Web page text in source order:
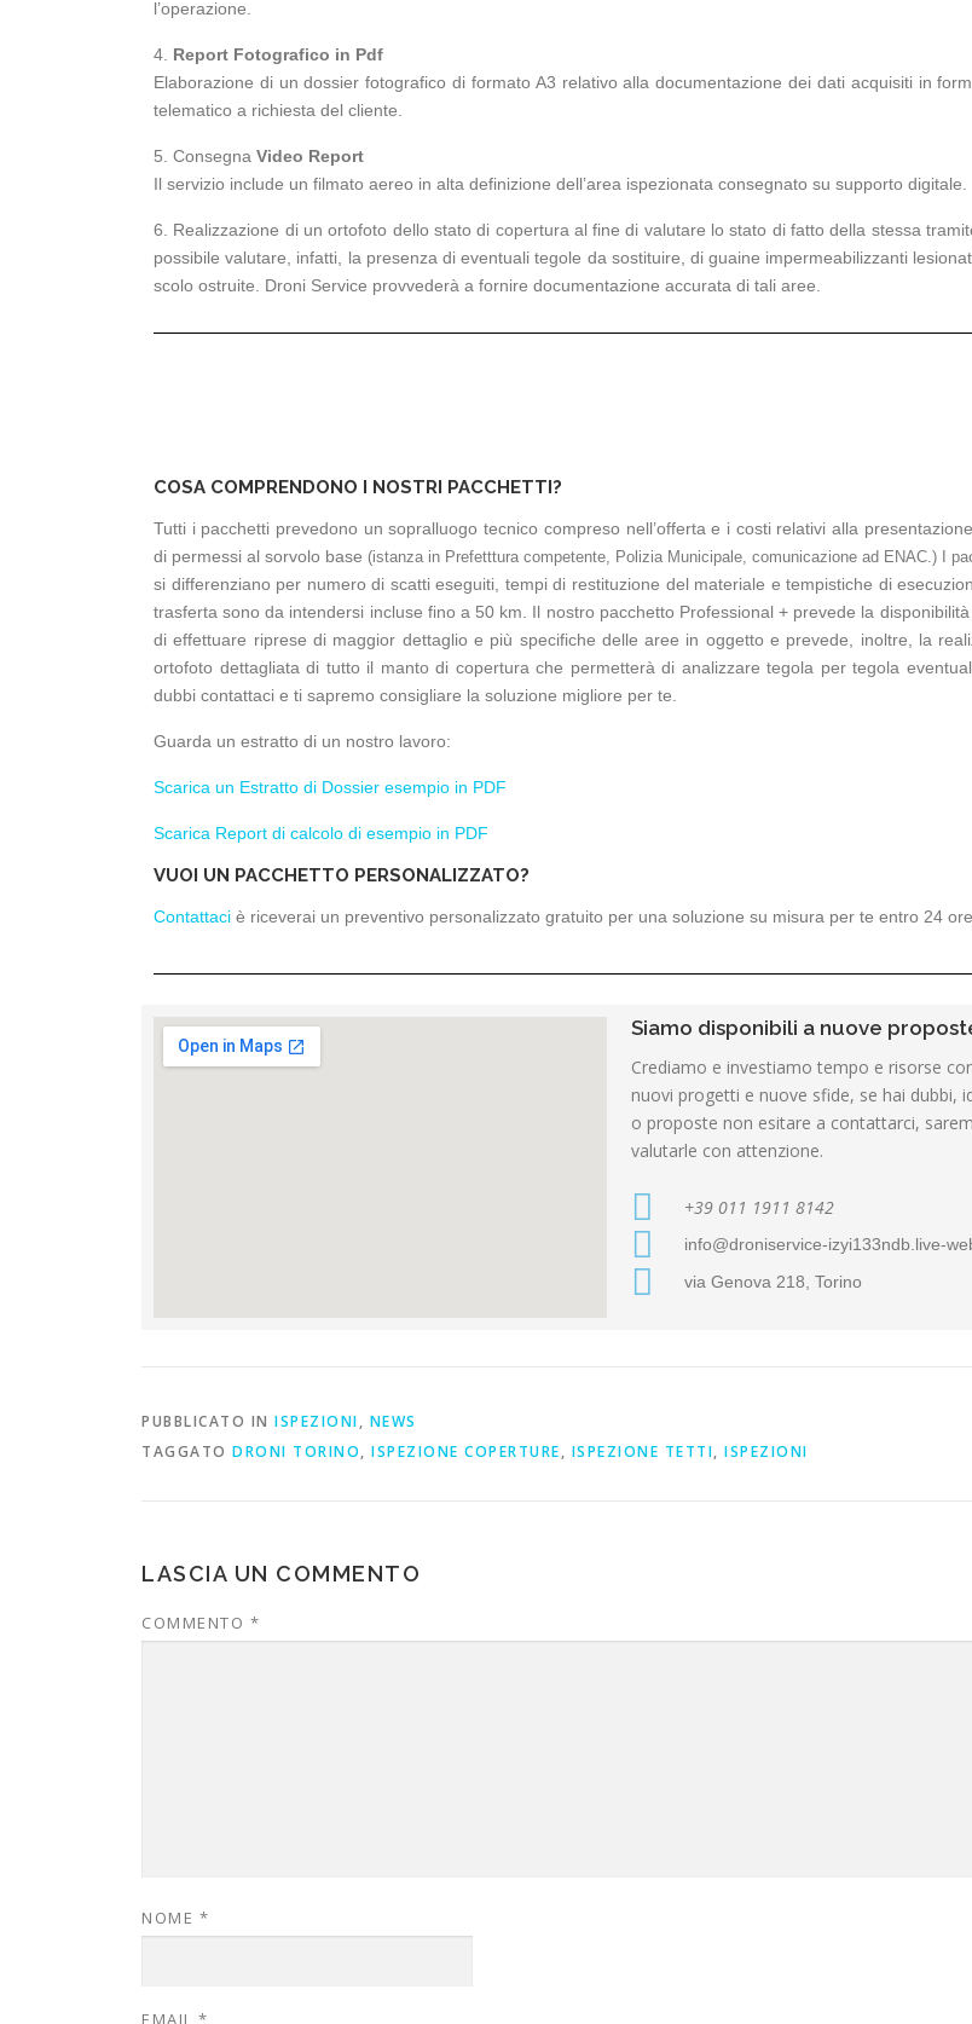
l’operazione.
4. Report Fotografico in Pdf
Elaborazione di un dossier fotografico di formato A3 relativo alla documentazione dei dati acquisiti in
telematico a richiesta del cliente.
5. Consegna Video Report
Il servizio include un filmato aereo in alta definizione dell’area ispezionata consegnato su supporto digitale.
6. Realizzazione di un ortofoto dello stato di copertura al fine di valutare lo stato di fatto della stessa
possibile valutare, infatti, la presenza di eventuali tegole da sostituire, di guaine impermeabilizzanti
scolo ostruite. Droni Service provvederà a fornire documentazione accurata di tali aree.
COSA COMPRENDONO I NOSTRI PACCHETTI?
Tutti i pacchetti prevedono un sopralluogo tecnico compreso nell’offerta e i costi relativi alla
di permessi al sorvolo base (istanza in Prefetttura competente, Polizia Municipale, comunicazione ad ENAC.) I pa
si differenziano per numero di scatti eseguiti, tempi di restituzione del materiale e tempistiche di
trasferta sono da intendersi incluse fino a 50 km. Il nostro pacchetto Professional + prevede la
di effettuare riprese di maggior dettaglio e più specifiche delle aree in oggetto e prevede, inoltre, la
ortofoto dettagliata di tutto il manto di copertura che permetterà di analizzare tegola per tegola
dubbi contattaci e ti sapremo consigliare la soluzione migliore per te.
Guarda un estratto di un nostro lavoro:
Scarica un Estratto di Dossier esempio in PDF
Scarica Report di calcolo di esempio in PDF
VUOI UN PACCHETTO PERSONALIZZATO?
Contattaci è riceverai un preventivo personalizzato gratuito per una soluzione su misura per te entro 24 ore.
Siamo disponibili a nuove
Crediamo e investiamo tempo e risorse
nuovi progetti e nuove sfide, se hai dubbi,
o proposte non esitare a contattarci,
valutarle con attenzione.
+39 011 1911 8142
info@droniservice-izyi133ndb.live-
via Genova 218, Torino
PUBBLICATO IN ISPEZIONI, NEWS
TAGGATO DRONI TORINO, ISPEZIONE COPERTURE, ISPEZIONE TETTI, ISPEZIONI
LASCIA UN COMMENTO
COMMENTO *
NOME *
EMAIL *